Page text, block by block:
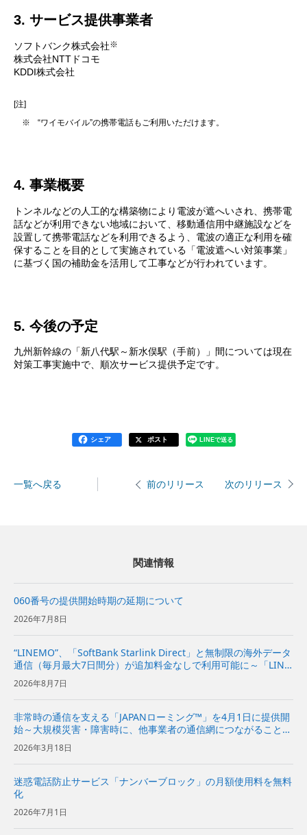
3. サービス提供事業者
ソフトバンク株式会社※
株式会社NTTドコモ
KDDI株式会社
[注]
※
“ワイモバイル”の携帯電話もご利用いただけます。
4. 事業概要
トンネルなどの人工的な構築物により電波が遮へいされ、携帯電
話などが利用できない地域において、移動通信用中継施設などを
設置して携帯電話などを利用できるよう、電波の適正な利用を確
保することを目的として実施されている「電波遮へい対策事業」
に基づく国の補助金を活用して工事などが行われています。
5. 今後の予定
九州新幹線の「新八代駅～新水俣駅（手前）」間については現在
対策工事実施中で、順次サービス提供予定です。
シェア ポスト LINEで送る
一覧へ戻る 前のリリース 次のリリース
関連情報
060番号の提供開始時期の延期について
2026年7月8日
“LINEMO”、「SoftBank Starlink Direct」と無制限の海外データ
通信（毎月最大7日間分）が追加料金なしで利用可能に～「LINE
MOベストプラン」と「LINEMOベストプランV」が、国内外で
より安心・快適に～ | 企...
2026年8月7日
非常時の通信を支える「JAPANローミング™」を4月1日に提供開
始～大規模災害・障害時に、他事業者の通信網につながることで
一部通信の代替が可能に～
2026年3月18日
迷惑電話防止サービス「ナンバーブロック」の月額使用料を無料
化
2026年7月1日